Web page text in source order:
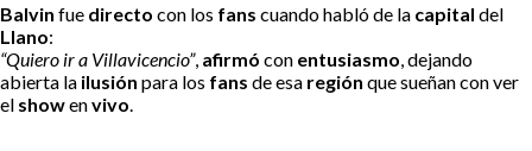
Balvin fue directo con los fans cuando habló de la capital del
Llano:
“Quiero ir a Villavicencio”, afirmó con entusiasmo, dejando
abierta la ilusión para los fans de esa región que sueñan con ver
el showenvivo.